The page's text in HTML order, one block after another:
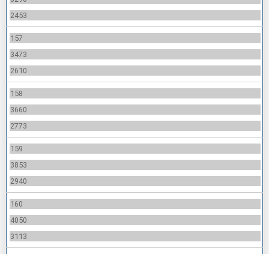
2453
157
3473
2610
158
3660
2773
159
3853
2940
160
4050
3113